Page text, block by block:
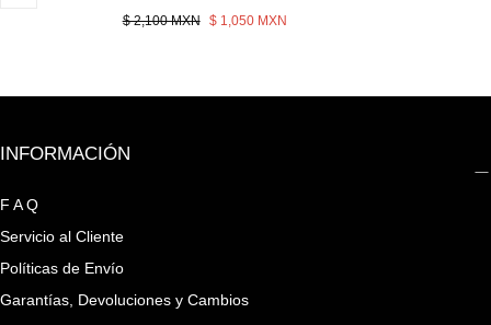
Precio
$ 2,100 MXN Sale
$ 1,050 MXN
INFORMACIÓN
F A Q
Servicio al Cliente
Políticas de Envío
Garantías, Devoluciones y Cambios